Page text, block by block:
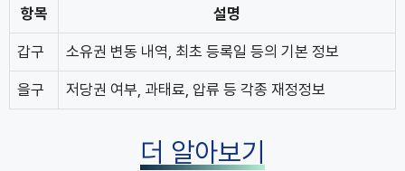
항목 설명
갑구 소유권 변동 내역, 최초 등록일 등의 기본 정보
을구 저당권 여부, 과태료, 압류 등 각종 재정정보
더 알아보기